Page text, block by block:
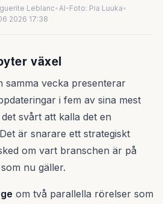
Leblanc•AI-Foto: Pia Luuka•
2026 17:38
växel
samma vecka presenterar
i fem av sina mest
svårt att kalla det en
är snarare ett strategiskt
om vart branschen är på
nu gäller.
om två parallella rörelser som